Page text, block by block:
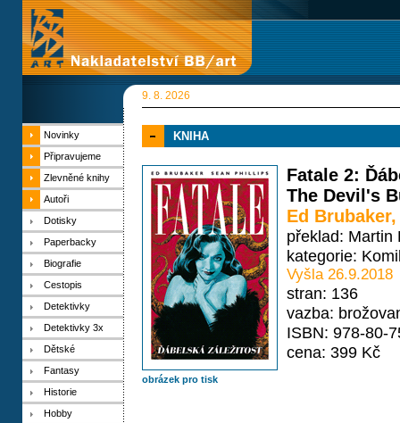
9. 8. 2026
Novinky
Připravujeme
Zlevněné knihy
Autoři
Dotisky
Paperbacky
Biografie
Cestopis
Detektivky
Detektivky 3x
Dětské
Fantasy
Historie
Hobby
KNIHA
obrázek pro tisk
Fatale 2:
The Devil's
Ed Brubaker
překlad: Martin
kategorie:
Vyšla 26.9.2018
stran: 136
vazba:
ISBN: 978-80-
cena: 399 Kč